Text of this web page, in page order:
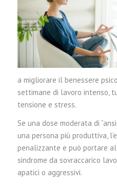
a migliorare il benessere
settimane di lavoro intenso,
tensione e stress.
Se una dose moderata di
una persona più produttiva,
penalizzante e può portare
sindrome da sovraccarico
apatici o aggressivi.